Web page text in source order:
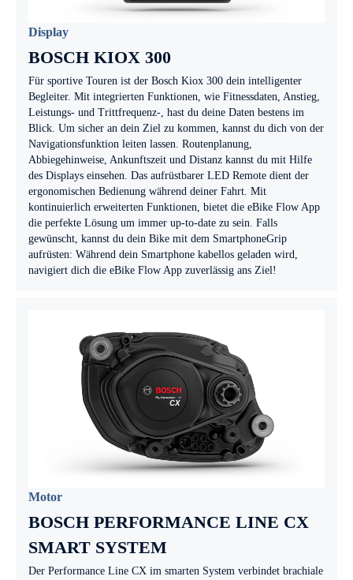
Display
BOSCH KIOX 300
Für sportive Touren ist der Bosch Kiox 300 dein intelligenter
Begleiter. Mit integrierten Funktionen, wie Fitnessdaten, Anstieg,
Leistungs- und Trittfrequenz-, hast du deine Daten bestens im
Blick. Um sicher an dein Ziel zu kommen, kannst du dich von der
Navigationsfunktion leiten lassen. Routenplanung,
Abbiegehinweise, Ankunftszeit und Distanz kannst du mit Hilfe
des Displays einsehen. Das aufrüstbarer LED Remote dient der
ergonomischen Bedienung während deiner Fahrt. Mit
kontinuierlich erweiterten Funktionen, bietet die eBike Flow App
die perfekte Lösung um immer up-to-date zu sein. Falls
gewünscht, kannst du dein Bike mit dem SmartphoneGrip
aufrüsten: Während dein Smartphone kabellos geladen wird,
navigiert dich die eBike Flow App zuverlässig ans Ziel!
Motor
BOSCH PERFORMANCE LINE CX
SMART SYSTEM
Der Performance Line CX im smarten System verbindet brachiale